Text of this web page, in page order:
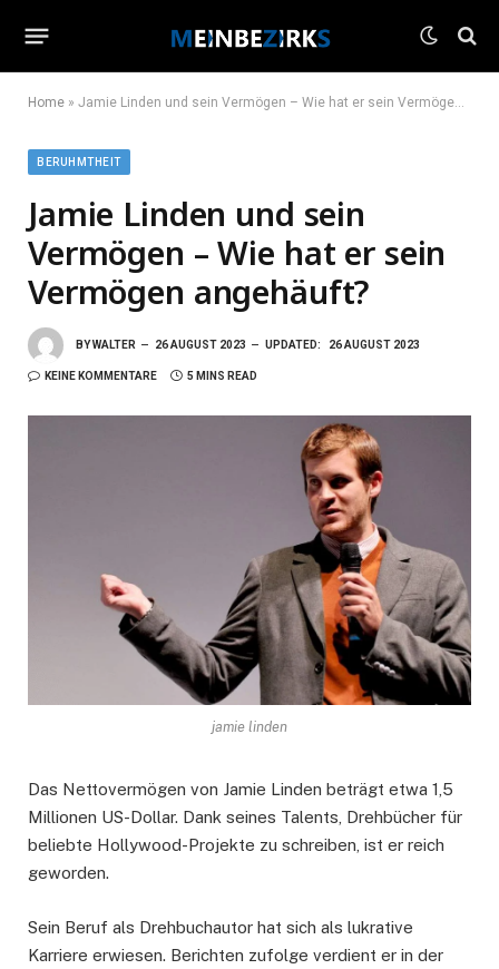
Home » Jamie Linden und sein Vermögen – Wie hat er sein Vermögen angehäuft?
BERUHMTHEIT
Jamie Linden und sein
Vermögen – Wie hat er sein
Vermögen angehäuft?
BYWALTER 26 AUGUST 2023 UPDATED: 26 AUGUST 2023
KEINE KOMMENTARE 5 MINS READ
jamie linden
Das Nettovermögen von Jamie Linden beträgt etwa 1,5
Millionen US-Dollar. Dank seines Talents, Drehbücher für
beliebte Hollywood-Projekte zu schreiben, ist er reich
geworden.
Sein Beruf als Drehbuchautor hat sich als lukrative
Karriere erwiesen. Berichten zufolge verdient er in der